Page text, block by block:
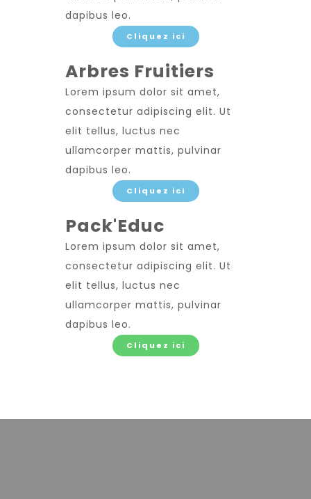
dapibus leo.
Cliquez ici
Arbres Fruitiers
Lorem ipsum dolor sit amet,
consectetur adipiscing elit. Ut
elit tellus, luctus nec
ullamcorper mattis, pulvinar
dapibus leo.
Cliquez ici
Pack'Educ
Lorem ipsum dolor sit amet,
consectetur adipiscing elit. Ut
elit tellus, luctus nec
ullamcorper mattis, pulvinar
dapibus leo.
Cliquez ici